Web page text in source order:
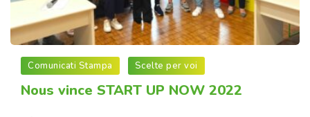
Comunicati Stampa Scelte per voi
Nous vince START UP NOW 2022